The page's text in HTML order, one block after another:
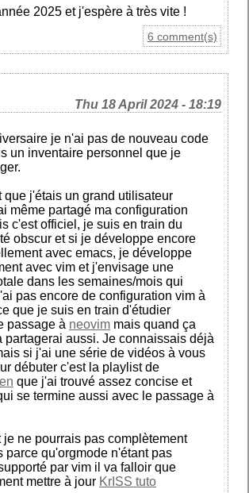
2025 et j'espère à très vite !
6 comment(s)
Thu 18 April 2024 - 18:19
je n'ai pas de nouveau code
un inventaire personnel que je
que j'étais un grand utilisateur
même partagé ma configuration
c'est officiel, je suis en train du
obscur et si je développe encore
avec emacs, je développe
avec vim et j'envisage une
dans les semaines/mois qui
pas encore de configuration vim à
que je suis en train d'étudier
passage à neovim mais quand ça
partagerai aussi. Je connaissais déjà
si j'ai une série de vidéos à vous
débuter c'est la playlist de
que j'ai trouvé assez concise et
se termine aussi avec le passage à
je ne pourrais pas complètement
parce qu'orgmode n'étant pas
par vim il va falloir que
mettre à jour KrISS tuto